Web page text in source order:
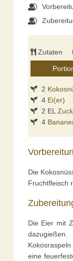
2
4 Ei(er)
2 EL
4
Die
Fruchtfleisch
Die Eier mit
eine